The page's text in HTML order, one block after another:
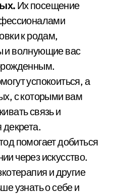
Их посещение
к родам,
и волнующие вас
успокоиться, а
с которыми вам
связь и
декрета.
помогает добиться
через искусство.
и другие
узнать о себе и